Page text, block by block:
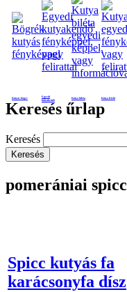
Kutyás bögre
Egyedi
kutyakendő
Kutya biléta Kutya frizbi
Keresés űrlap
Keresés
pomerániai spicc
Spicc kutyás fa
karácsonyfa dísz